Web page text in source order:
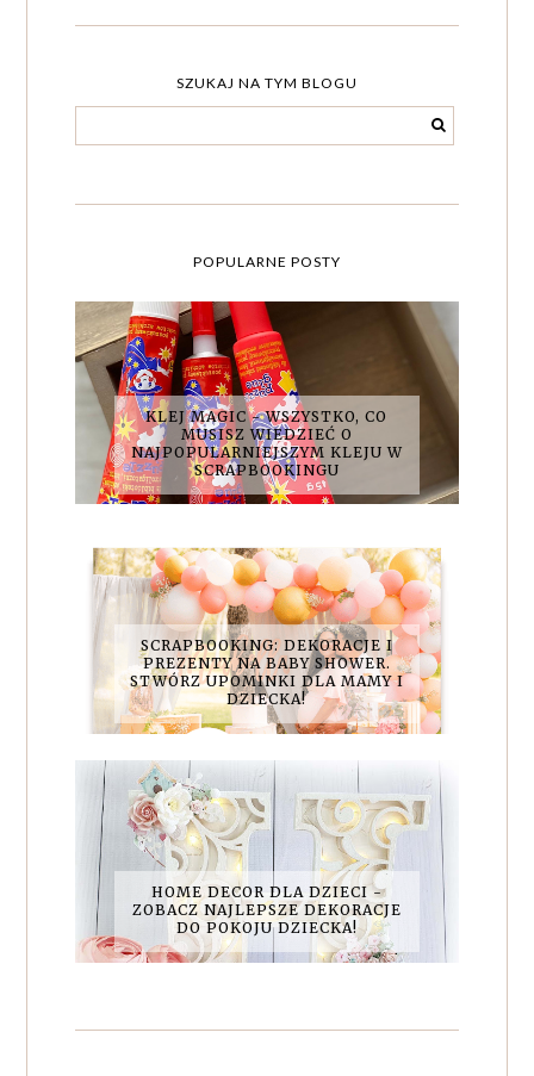
SZUKAJ NA TYM BLOGU
POPULARNE POSTY
KLEJ MAGIC - WSZYSTKO, CO
MUSISZ WIEDZIEĆ O
NAJPOPULARNIEJSZYM KLEJU W
SCRAPBOOKINGU
SCRAPBOOKING: DEKORACJE I
PREZENTY NA BABY SHOWER.
STWÓRZ UPOMINKI DLA MAMY I
DZIECKA!
HOME DECOR DLA DZIECI -
ZOBACZ NAJLEPSZE DEKORACJE
DO POKOJU DZIECKA!